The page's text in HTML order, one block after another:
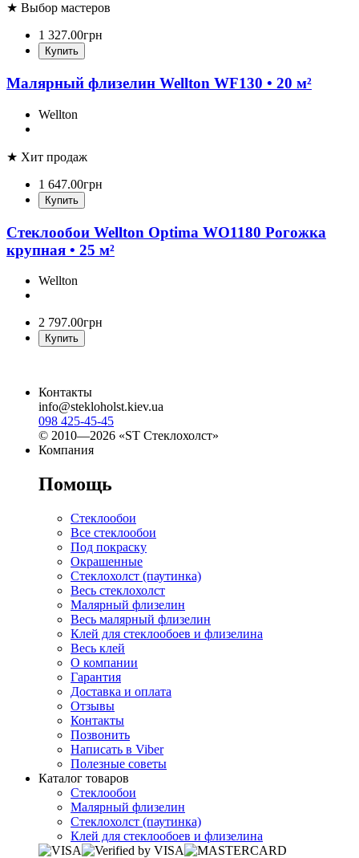
★ Выбор мастеров
1 327.00грн
Купить
Малярный флизелин Wellton WF130 • 20 м²
Wellton
★ Хит продаж
1 647.00грн
Купить
Стеклообои Wellton Optima WO1180 Рогожка
крупная • 25 м²
Wellton
2 797.00грн
Купить
Контакты
info@stekloholst.kiev.ua
098 425-45-45
© 2010—2026 «ST Стеклохолст»
Компания
Помощь
Стеклообои
Все стеклообои
Под покраску
Окрашенные
Стеклохолст (паутинка)
Весь стеклохолст
Малярный флизелин
Весь малярный флизелин
Клей для стеклообоев и флизелина
Весь клей
О компании
Гарантия
Доставка и оплата
Отзывы
Контакты
Позвонить
Написать в Viber
Полезные советы
Каталог товаров
Стеклообои
Малярный флизелин
Стеклохолст (паутинка)
Клей для стеклообоев и флизелина